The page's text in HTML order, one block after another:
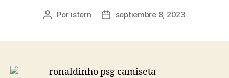
Autor
Por istern
Fechaseptiembre 8, 2023